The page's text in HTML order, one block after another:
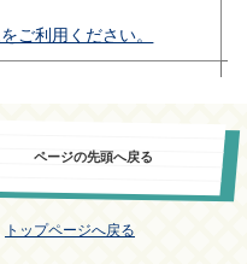
ご利用ください。
ページの先頭へ戻る
トップページへ戻る